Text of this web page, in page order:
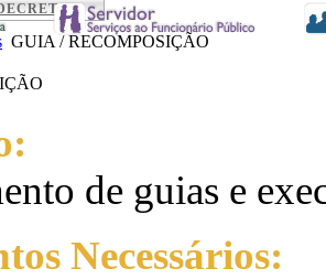
GUIA / RECOMPOSIÇÃO
de guias e
Necessários: